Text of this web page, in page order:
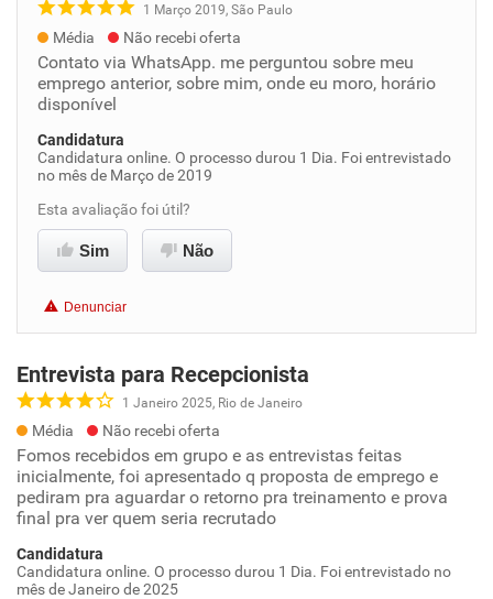
1 Março 2019, São Paulo
Média Não recebi oferta
Contato via WhatsApp. me perguntou sobre meu
emprego anterior, sobre mim, onde eu moro, horário
disponível
Candidatura
Candidatura online. O processo durou 1 Dia. Foi entrevistado
no mês de Março de 2019
Esta avaliação foi útil?
Sim Não
Denunciar
Entrevista para Recepcionista
1 Janeiro 2025, Rio de Janeiro
Média Não recebi oferta
Fomos recebidos em grupo e as entrevistas feitas
inicialmente, foi apresentado q proposta de emprego e
pediram pra aguardar o retorno pra treinamento e prova
final pra ver quem seria recrutado
Candidatura
Candidatura online. O processo durou 1 Dia. Foi entrevistado no
mês de Janeiro de 2025